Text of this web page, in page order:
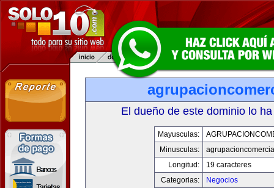
El dueño de este dominio lo
Mayusculas:
Minusculas:
Longitud:
19 caracteres
Categorias:
Negocios